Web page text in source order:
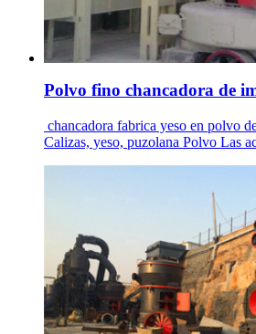
Polvo fino chancadora de
chancadora fabrica yeso en polvo
Calizas, yeso, puzolana Polvo Las